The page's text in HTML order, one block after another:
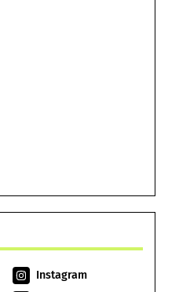
Instagram